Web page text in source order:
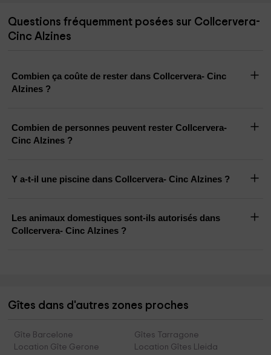
Questions fréquemment posées sur Collcervera-
Cinc Alzines
Combien ça coûte de rester dans Collcervera- Cinc
Alzines ?
Combien de personnes peuvent rester Collcervera-
Cinc Alzines ?
Y a-t-il une piscine dans Collcervera- Cinc Alzines ?
Les animaux domestiques sont-ils autorisés dans
Collcervera- Cinc Alzines ?
Gîtes dans d'autres zones proches
Gîte Barcelone
Gîtes Tarragone
Location Gîte Gerone
Location Gîtes Lleida